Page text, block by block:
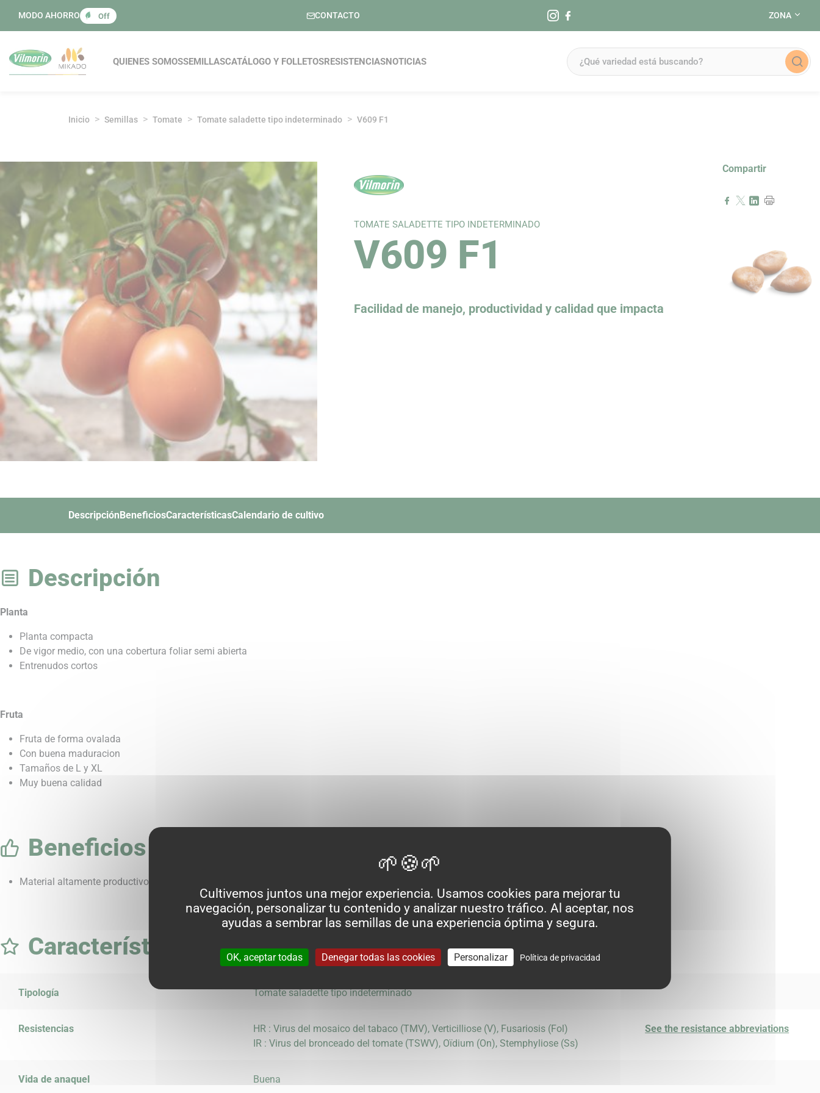
MODO AHORRO Off CONTACTO
Síguenos en Instagram (se abre en una nueva ventana)
Síguenos en Facebook (se abre en una nueva ventana)
ZONA
Navegación principal
QUIENES SOMOSSEMILLASCATÁLOGO Y FOLLETOSRESISTENCIASNOTICIAS
Inicio Semillas Tomate Tomate saladette tipo indeterminado V609 F1
TOMATE SALADETTE TIPO INDETERMINADO
V609 F1
Facilidad de manejo, productividad y calidad que impacta
Compartir
DescripciónBeneficiosCaracterísticasCalendario de cultivo
Descripción
Planta
Planta compacta
De vigor medio, con una cobertura foliar semi abierta
Entrenudos cortos
Fruta
Fruta de forma ovalada
Con buena maduracion
Tamaños de L y XL
Muy buena calidad
Beneficios
Material altamente productivo para ciclos cortos, buena maduración y forma de frutos
Características
Tipología Tomate saladette tipo indeterminado
Resistencias
HR : Virus del mosaico del tabaco (TMV), Verticilliose (V), Fusariosis (Fol)
IR : Virus del bronceado del tomate (TSWV), Oïdium (On), Stemphyliose (Ss)
See the resistance abbreviations
Vida de anaquel Buena
Panel de gestión de cookies
Cultivemos juntos una mejor experiencia. Usamos cookies para mejorar tu
navegación, personalizar tu contenido y analizar nuestro tráfico. Al aceptar, nos
ayudas a sembrar las semillas de una experiencia óptima y segura.
OK, aceptar todas Denegar todas las cookies Personalizar Política de privacidad